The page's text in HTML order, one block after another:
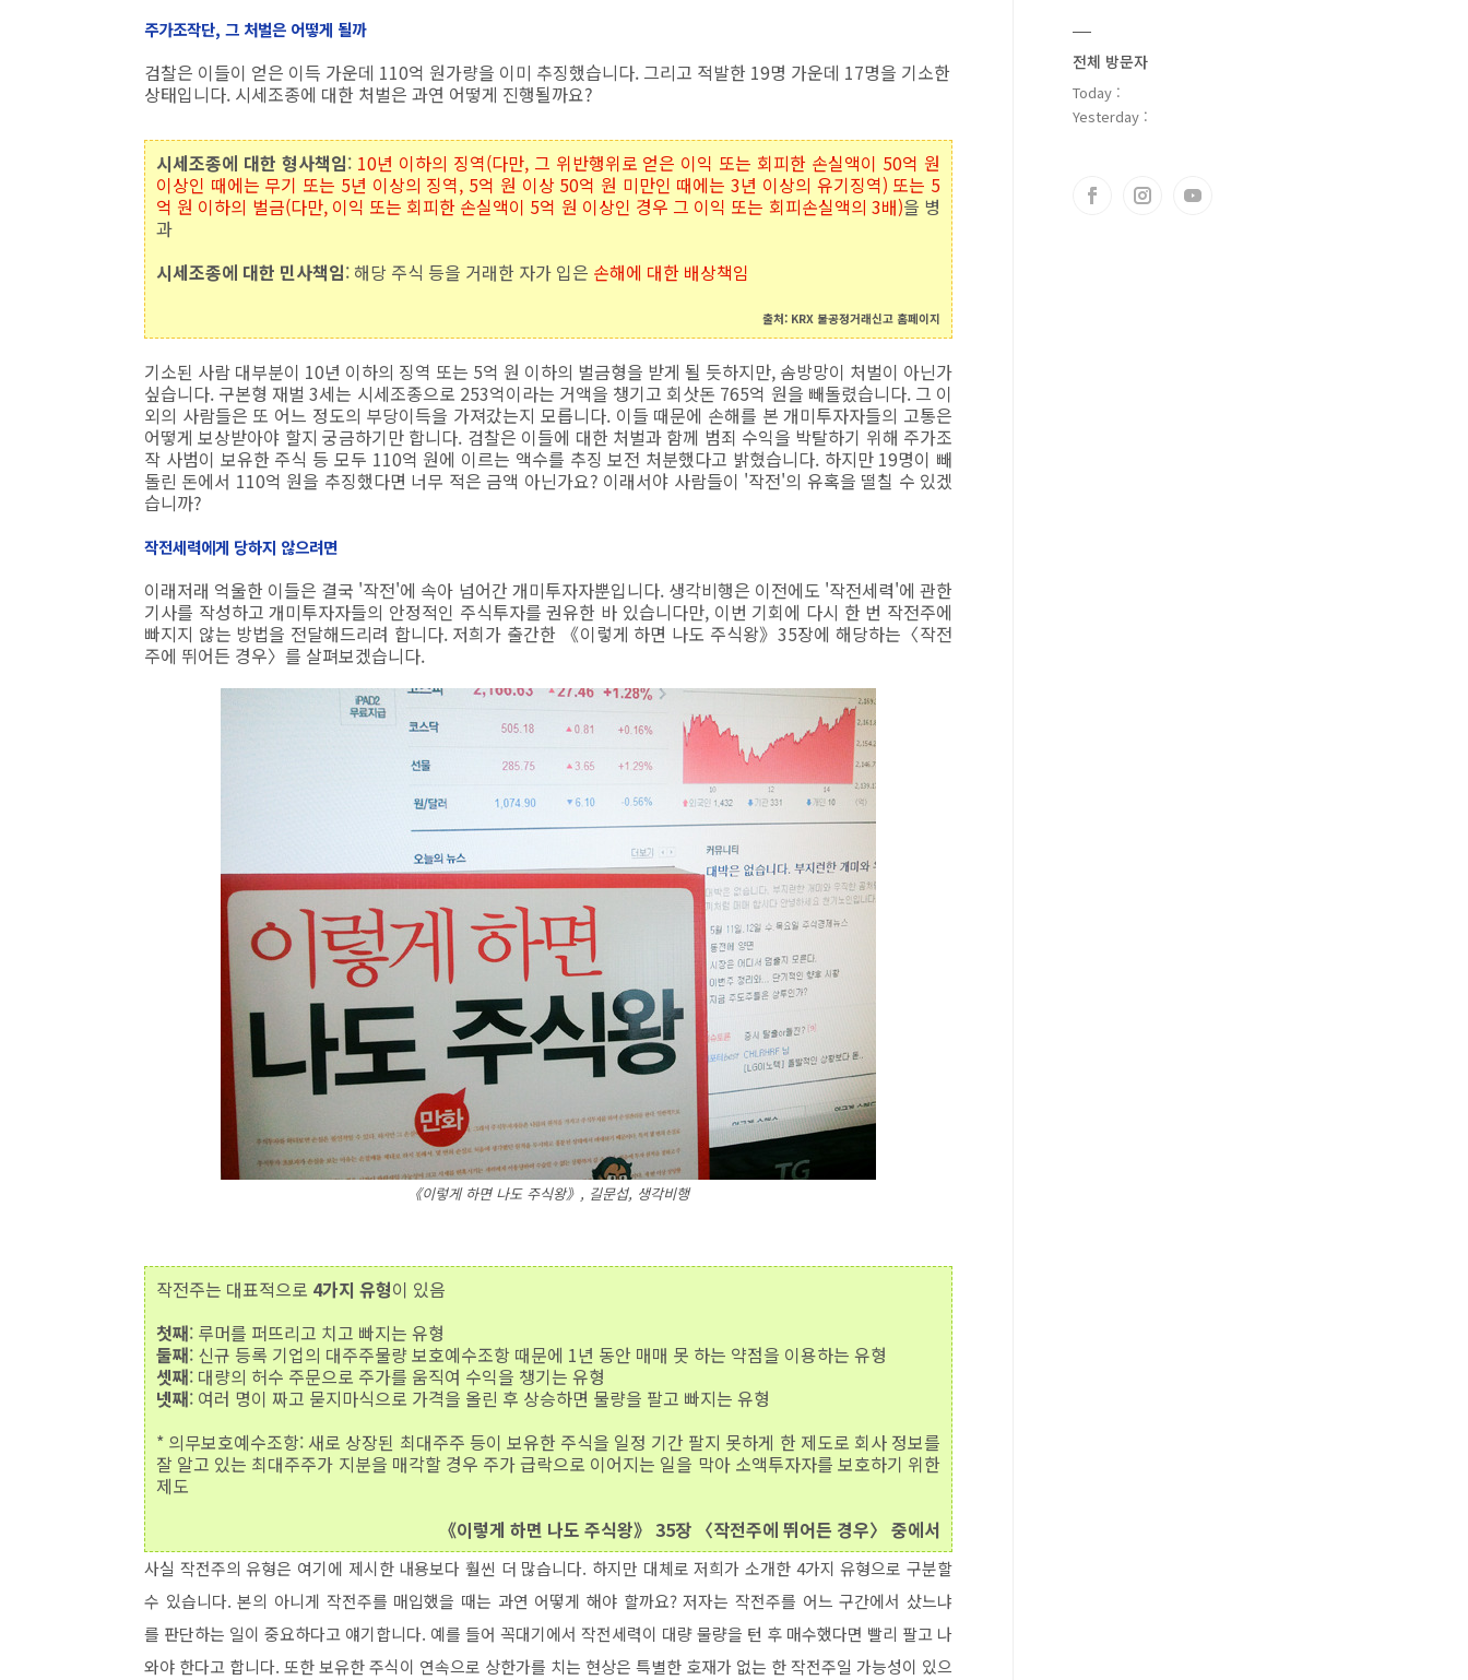
주가조작단, 그 처벌은 어떻게 될까
검찰은 이들이 얻은 이득 가운데 110억 원가량을 이미 추징했습니다. 그리고 적발한 19명 가운데 17명을 기소한
상태입니다. 시세조종에 대한 처벌은 과연 어떻게 진행될까요?
시세조종에 대한 형사책임: 10년 이하의 징역(다만, 그 위반행위로 얻은 이익 또는 회피한 손실액이 50억 원
이상인 때에는 무기 또는 5년 이상의 징역, 5억 원 이상 50억 원 미만인 때에는 3년 이상의 유기징역) 또는 5
억 원 이하의 벌금(다만, 이익 또는 회피한 손실액이 5억 원 이상인 경우 그 이익 또는 회피손실액의 3배)을 병
과
시세조종에 대한 민사책임: 해당 주식 등을 거래한 자가 입은 손해에 대한 배상책임
출처: KRX 불공정거래신고 홈페이지
기소된 사람 대부분이 10년 이하의 징역 또는 5억 원 이하의 벌금형을 받게 될 듯하지만, 솜방망이 처벌이 아닌가
싶습니다. 구본형 재벌 3세는 시세조종으로 253억이라는 거액을 챙기고 회삿돈 765억 원을 빼돌렸습니다. 그 이
외의 사람들은 또 어느 정도의 부당이득을 가져갔는지 모릅니다. 이들 때문에 손해를 본 개미투자자들의 고통은
어떻게 보상받아야 할지 궁금하기만 합니다. 검찰은 이들에 대한 처벌과 함께 범죄 수익을 박탈하기 위해 주가조
작 사범이 보유한 주식 등 모두 110억 원에 이르는 액수를 추징 보전 처분했다고 밝혔습니다. 하지만 19명이 빼
돌린 돈에서 110억 원을 추징했다면 너무 적은 금액 아닌가요? 이래서야 사람들이 '작전'의 유혹을 떨칠 수 있겠
습니까?
작전세력에게 당하지 않으려면
이래저래 억울한 이들은 결국 '작전'에 속아 넘어간 개미투자자뿐입니다. 생각비행은 이전에도 '작전세력'에 관한
기사를 작성하고 개미투자자들의 안정적인 주식투자를 권유한 바 있습니다만, 이번 기회에 다시 한 번 작전주에
빠지지 않는 방법을 전달해드리려 합니다. 저희가 출간한 《이렇게 하면 나도 주식왕》35장에 해당하는〈작전
주에 뛰어든 경우〉를 살펴보겠습니다.
《이렇게 하면 나도 주식왕》, 길문섭, 생각비행
작전주는 대표적으로 4가지 유형이 있음
첫째: 루머를 퍼뜨리고 치고 빠지는 유형
둘째: 신규 등록 기업의 대주주물량 보호예수조항 때문에 1년 동안 매매 못 하는 약점을 이용하는 유형
셋째: 대량의 허수 주문으로 주가를 움직여 수익을 챙기는 유형
넷째: 여러 명이 짜고 묻지마식으로 가격을 올린 후 상승하면 물량을 팔고 빠지는 유형
* 의무보호예수조항: 새로 상장된 최대주주 등이 보유한 주식을 일정 기간 팔지 못하게 한 제도로 회사 정보를
잘 알고 있는 최대주주가 지분을 매각할 경우 주가 급락으로 이어지는 일을 막아 소액투자자를 보호하기 위한
제도
《이렇게 하면 나도 주식왕》 35장 〈작전주에 뛰어든 경우〉 중에서
사실 작전주의 유형은 여기에 제시한 내용보다 훨씬 더 많습니다. 하지만 대체로 저희가 소개한 4가지 유형으로 구분할
수 있습니다. 본의 아니게 작전주를 매입했을 때는 과연 어떻게 해야 할까요? 저자는 작전주를 어느 구간에서 샀느냐
를 판단하는 일이 중요하다고 얘기합니다. 예를 들어 꼭대기에서 작전세력이 대량 물량을 턴 후 매수했다면 빨리 팔고 나
와야 한다고 합니다. 또한 보유한 주식이 연속으로 상한가를 치는 현상은 특별한 호재가 없는 한 작전주일 가능성이 있으
전체 방문자
Today :
Yesterday :